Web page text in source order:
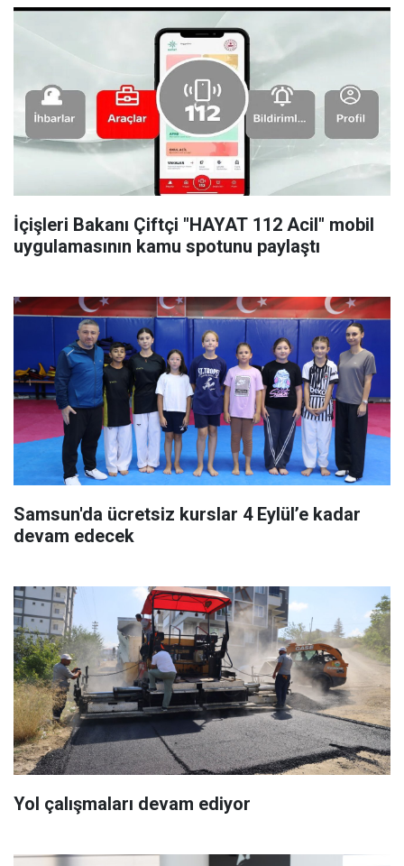
İçişleri Bakanı Çiftçi "HAYAT 112 Acil" mobil
uygulamasının kamu spotunu paylaştı
Samsun'da ücretsiz kurslar 4 Eylül’e kadar
devam edecek
Yol çalışmaları devam ediyor